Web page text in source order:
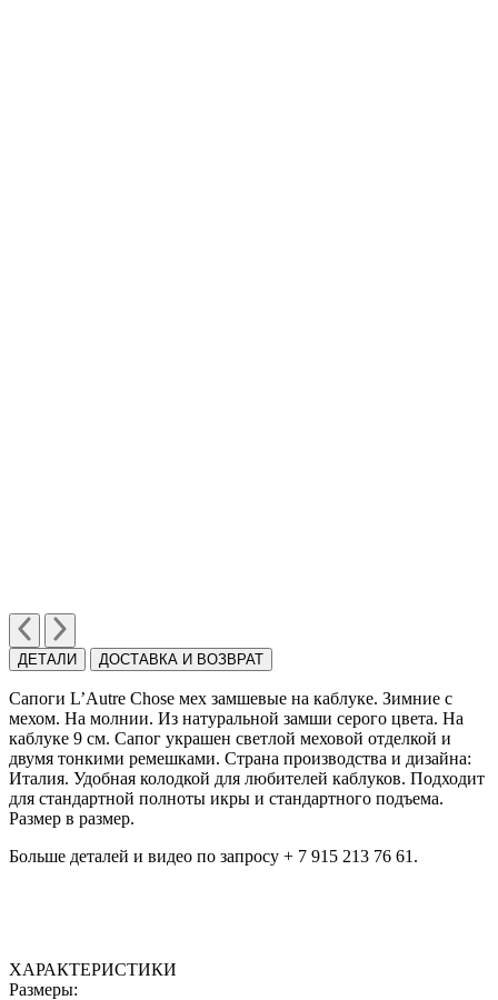
ДЕТАЛИ ДОСТАВКА И ВОЗВРАТ
Сапоги L’Autre Chose мех замшевые на каблуке. Зимние с
мехом. На молнии. Из натуральной замши серого цвета. На
каблуке 9 см. Сапог украшен светлой меховой отделкой и
двумя тонкими ремешками. Страна производства и дизайна:
Италия. Удобная колодкой для любителей каблуков. Подходит
для стандартной полноты икры и стандартного подъема.
Размер в размер.
Больше деталей и видео по запросу + 7 915 213 76 61.
ХАРАКТЕРИСТИКИ
Размеры: